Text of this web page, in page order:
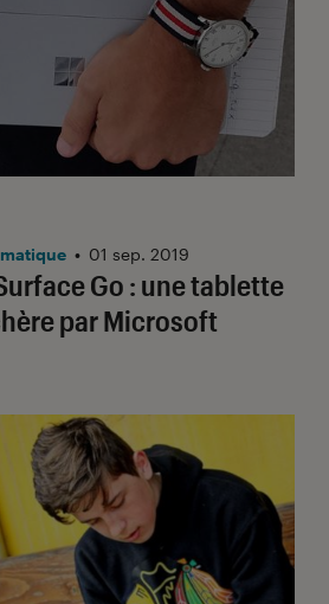
Go : une tablette
par Microsoft
• 01 sep. 2019